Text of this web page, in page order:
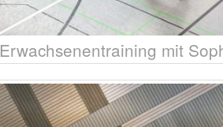
Erwachsenentraining mit